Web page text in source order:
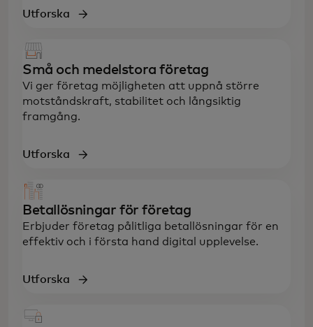
Utforska
Små och medelstora företag
Vi ger företag möjligheten att uppnå större
motståndskraft, stabilitet och långsiktig
framgång.
Utforska
Betallösningar för företag
Erbjuder företag pålitliga betallösningar för en
effektiv och i första hand digital upplevelse.
Utforska